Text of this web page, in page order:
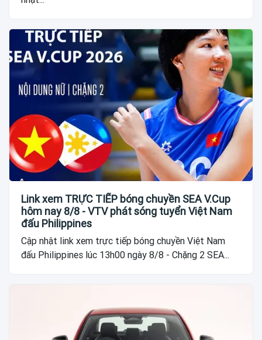
Link xem TRỰC TIẾP bóng chuyền SEA V.Cup
hôm nay 8/8 - VTV phát sóng tuyển Việt Nam
đấu Philippines
Cập nhật link xem trực tiếp bóng chuyền Việt Nam
đấu Philippines lúc 13h00 ngày 8/8 - Chặng 2 SEA...